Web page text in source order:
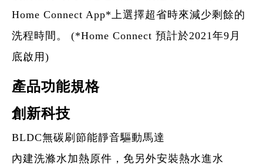
Home Connect App*上選擇超省時來減少剩餘的
洗程時間。 (*Home Connect 預計於2021年9月
底啟用)
產品功能規格
創新科技
BLDC無碳刷節能靜音驅動馬達
內建洗滌水加熱原件，免另外安裝熱水進水